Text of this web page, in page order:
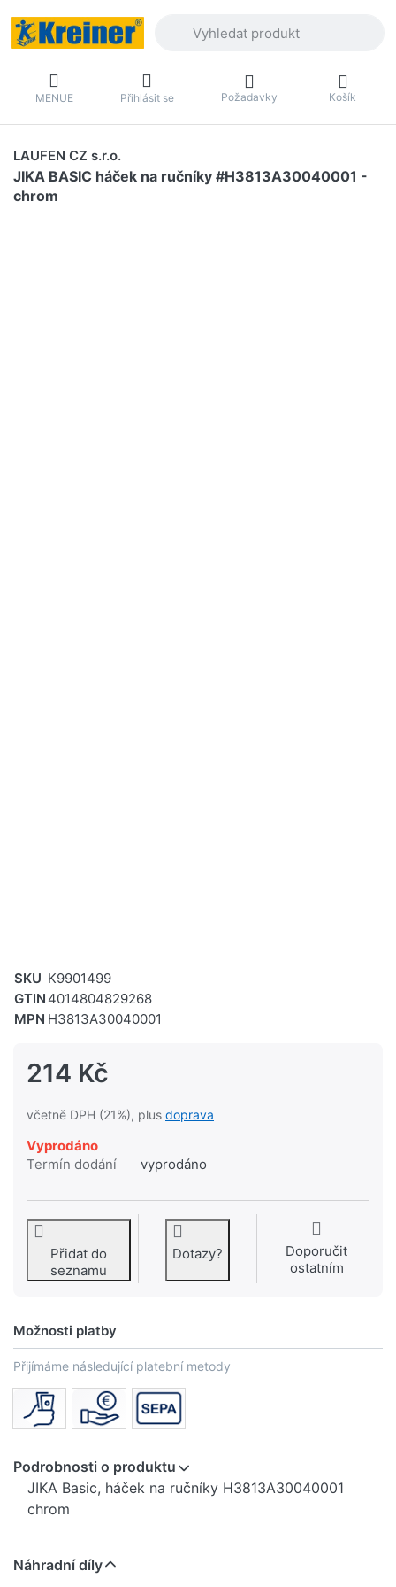
MENUE Přihlásit se Požadavky Košík
LAUFEN CZ s.r.o.
JIKA BASIC háček na ručníky #H3813A30040001 -
chrom
SKU K9901499
GTIN 4014804829268
MPN H3813A30040001
214 Kč
včetně DPH (21%), plus doprava
Vyprodáno
Termín dodání
vyprodáno
Přidat do
seznamu
Dotazy?
Doporučit
ostatním
Možnosti platby
Přijímáme následující platební metody
Podrobnosti o produktu
JIKA Basic, háček na ručníky H3813A30040001
chrom
Náhradní díly